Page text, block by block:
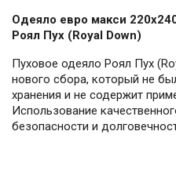
Одеяло евро макси
Роял Пух (Royal Down)
Пуховое одеяло Роял Пух
нового сбора, который не
хранения и не содержит
Использование
безопасности и